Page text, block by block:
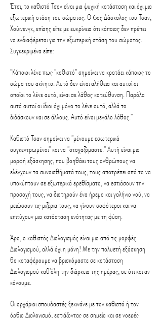
Έτσι, το καθιστό Τσαν είναι μια ψυχική κατάσταση και όχι μια
εξωτερική στάση του σώματος. Ο 6ος Δάσκαλος του Τσαν,
Χούινενγκ, επίσης είπε με ευκρίνεια ότι κάποιος δεν πρέπει
να ενδιαφέρεται για την εξωτερική στάση του σώματος.
Συγκεκριμένα είπε:
''Κάποιοι λένε πως ''καθιστό'' σημαίνει να κρατάει κάποιος το
σώμα του ακίνητο. Αυτό δεν είναι αλήθεια και αυτοί οι
οποίοι το λένε αυτό, είναι σε λάθος κατεύθυνση. Παρόλα
αυτά αυτοί οι ίδιοι όχι μόνο το λένε αυτό, αλλά το
διδάσκουν και σε άλλους. Αυτό είναι μεγάλο λάθος.''
Καθιστό Τσαν σημαίνει να ''μένουμε εσωτερικά
συγκεντρωμένοι'' και να ''στοχαζόμαστε.'' Αυτή είναι μια
μορφή εξάσκησης, που βοηθάει τους ανθρώπους να
ελέγχουν τα συναισθήματά τους, τους αποτρέπει από το να
υποκύπτουν σε εξωτερικά ερεθίσματα, να εστιάσουν την
προσοχή τους, να διατηρούν ένα ήρεμο και γαλήνιο νού, να
μειώσουν τις μιζέρια τους, να γίνουν σοφότεροι και να
επιτύχουν μια κατάσταση ενότητας με τη φύση.
Άρα, ο καθιστός Διαλογισμός είναι μια από τις μορφές
Διαλογισμού, αλλά όχι η μόνη! Με την πολυετή εξάσκηση
θα καταφέρουμε να βρισκόμαστε σε κατάσταση
Διαλογισμού καθ'όλη την διάρκεια της ημέρας, σε ότι και αν
κάνουμε.
Οι αρχάριοι σπουδαστές ξεκινάνε με τον καθιστό ή τον
όρθιο Διαλογισμό, εστιάζοντας σε σημεία και σε νοερές